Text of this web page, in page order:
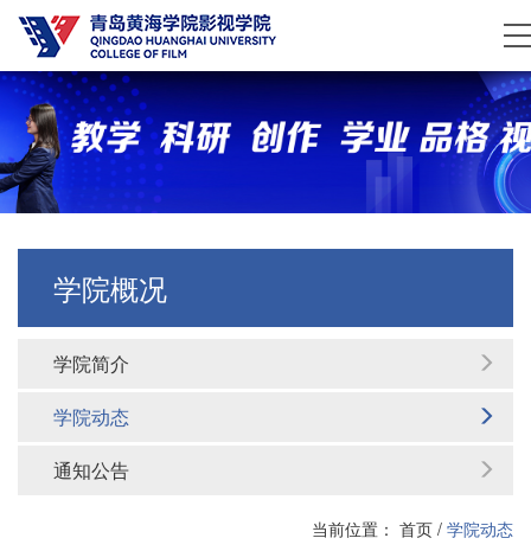
学院概况
学院简介
学院动态
通知公告
当前位置： 首页 / 学院动态